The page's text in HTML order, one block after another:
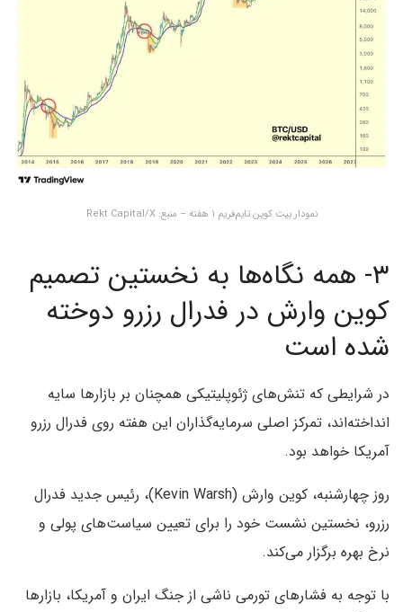
نمودار بیت کوین تایم‌فریم ۱ هفته – منبع: Rekt Capital/X
۳- همه نگاه‌ها به نخستین تصمیم
کوین وارش در فدرال رزرو دوخته
شده است
در شرایطی که تنش‌های ژئوپلیتیکی همچنان بر بازارها سایه
انداخته‌اند، تمرکز اصلی سرمایه‌گذاران این هفته روی فدرال رزرو
آمریکا خواهد بود.
روز چهارشنبه، کوین وارش (Kevin Warsh)، رئیس جدید فدرال
رزرو، نخستین نشست خود را برای تعیین سیاست‌های پولی و
نرخ بهره برگزار می‌کند.
با توجه به فشارهای تورمی ناشی از جنگ ایران و آمریکا، بازارها